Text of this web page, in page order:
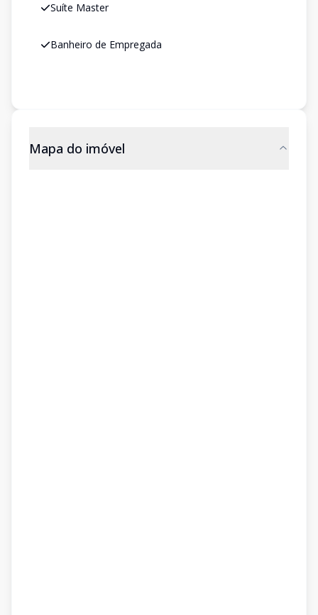
Suíte Master
Banheiro de Empregada
Mapa do imóvel